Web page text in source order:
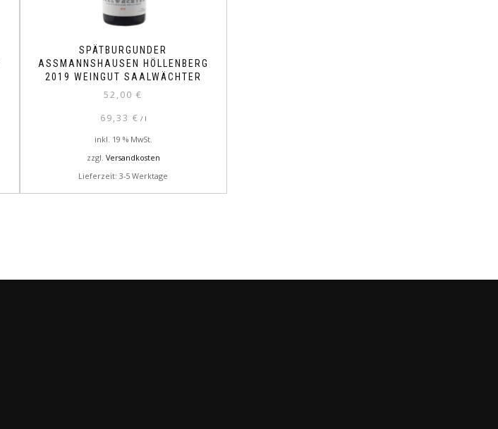
SPÄTBURGUNDER
ASSMANNSHAUSEN HÖLLENBERG
2019 WEINGUT SAALWÄCHTER
52,00€
69,33 € / l
inkl. 19 % MwSt.
zzgl. Versandkosten
Lieferzeit: 3-5 Werktage